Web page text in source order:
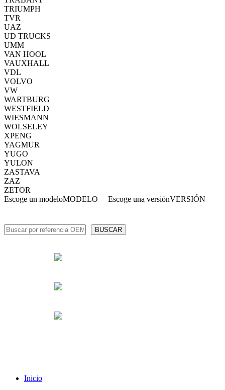
TRIUMPH
TVR
UAZ
UD TRUCKS
UMM
VAN HOOL
VAUXHALL
VDL
VOLVO
VW
WARTBURG
WESTFIELD
WIESMANN
WOLSELEY
XPENG
YAGMUR
YUGO
YULON
ZASTAVA
ZAZ
ZETOR
Escoge un modeloMODELO Escoge una versiónVERSIÓN
Inicio